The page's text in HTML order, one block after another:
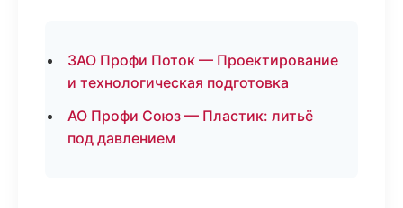
ЗАО Профи Поток — Проектирование
и технологическая подготовка
АО Профи Союз — Пластик: литьё
под давлением